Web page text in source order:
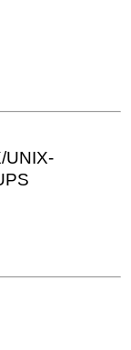
UNIX-